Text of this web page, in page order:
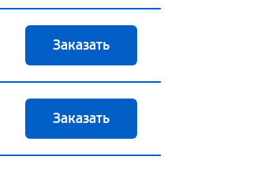
Заказать
Заказать